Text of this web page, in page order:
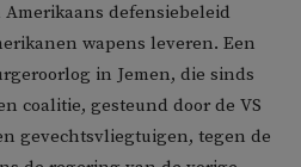
defensiebeleid
wapens leveren. Een
in Jemen, die sinds
coalitie, gesteund door de VS
gevechtsvliegtuigen, tegen de